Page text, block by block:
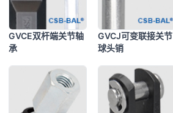
GVCE双杆端关节轴
承
GVCJ可变联接关节
球头销